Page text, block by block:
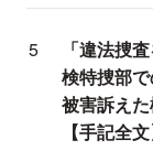
「違法捜
検特捜部で
被害訴え
【手記全文